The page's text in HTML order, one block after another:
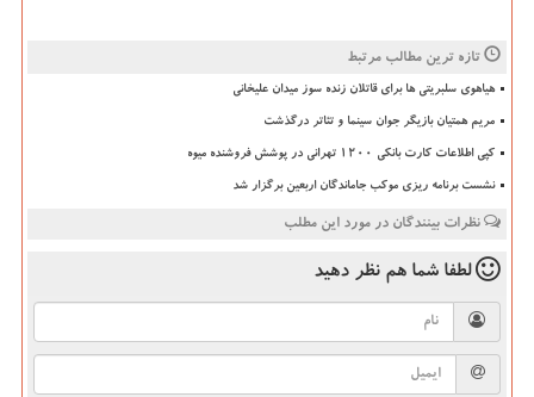
تازه ترین مطالب مرتبط
هیاهوی سلبریتی ها برای قاتلان زنده سوز میدان علیخانی
مریم همتیان بازیگر جوان سینما و تئاتر درگذشت
کپی اطلاعات کارت بانکی ۱۲۰۰ تهرانی در پوشش فروشنده میوه
نشست برنامه ریزی موکب جاماندگان اربعین برگزار شد
نظرات بینندگان در مورد این مطلب
لطفا شما هم نظر دهید